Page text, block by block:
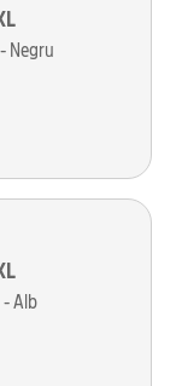
Negru
Alb